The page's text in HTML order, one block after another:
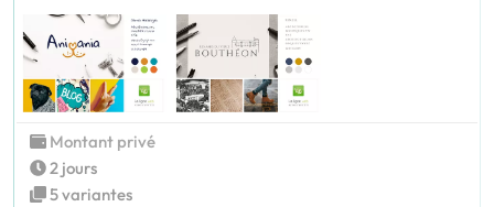
Montant privé
2 jours
5 variantes